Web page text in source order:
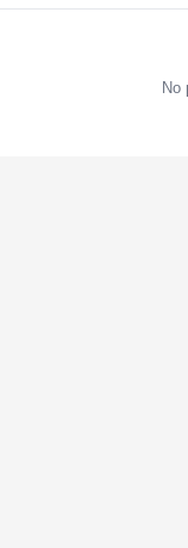
No